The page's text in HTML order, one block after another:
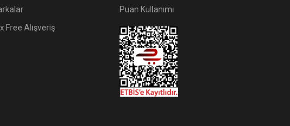
Free Alışveriş
Puan Kullanımı